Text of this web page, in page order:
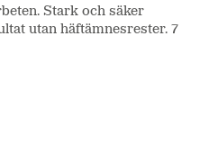
Stark och säker
utan häftämnesrester. 7